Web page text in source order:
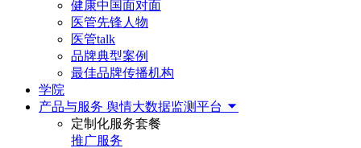
健康中国面对面
医管先锋人物
医管talk
品牌典型案例
最佳品牌传播机构
学院
产品与服务 舆情大数据监测平台
定制化服务套餐
推广服务